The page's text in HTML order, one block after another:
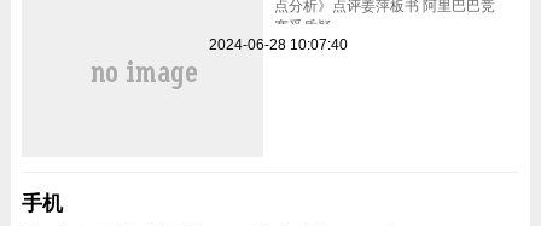
点分析》点评姜萍板书 阿里巴巴竞
赛受质疑
2024-06-28 10:07:40
手机